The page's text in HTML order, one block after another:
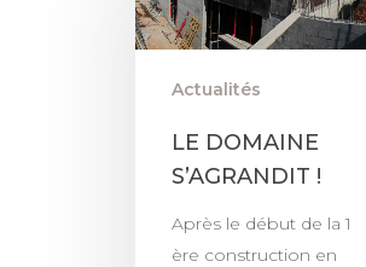
Actualités
LE DOMAINE
S’AGRANDIT !
Après le début de la 1
ère construction en